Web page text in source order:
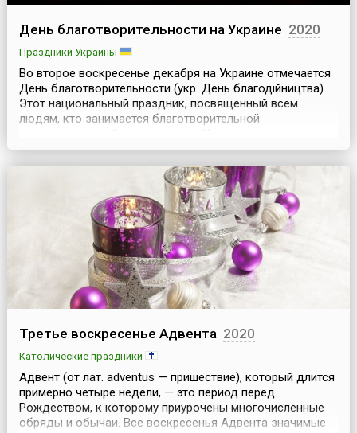
День благотворительности на Украине 2020
Праздники Украины
Во второе воскресенье декабря на Украине отмечается
День благотворительности (укр. День благодійництва).
Этот национальный праздник, посвященный всем
людям, кто занимается благотворительной
Украины В. Ющенко № 1220/2007 от 13 декабря 2007
года и с тех пор отмечается ежегодно.Праздник был
установлен с целью утверждения принципов гуманизма
Третье воскресенье Адвента 2020
Католические праздники
Адвент (от лат. adventus — пришествие), который длится
примерно четыре недели, — это период перед
Рождеством, к которому приурочены многочисленные
обряды и обычаи. Все воскресенья Адвента значимые